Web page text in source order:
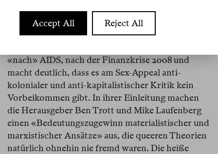
Der im vergangenen September bei Suhrkamp
erschienene SammelbandQueer Studies
«nach» AIDS, nach der Finanzkrise 2008 und
macht deutlich, dass es am Sex-Appeal anti-
kolonialer und anti-kapitalistischer Kritik kein
Vorbeikommen gibt. In ihrer Einleitung machen
die Herausgeber Ben Trott und Mike Laufenberg
einen «Bedeutungszugewinn materialistischer und
marxistischer Ansätze» aus, die queeren Theorien
natürlich ohnehin nie fremd waren. Die heiße
Accept All Reject All